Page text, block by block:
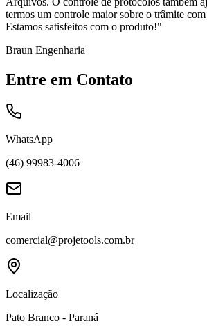
termos um controle maior sobre o trâmite
Estamos satisfeitos com o produto!"
Braun Engenharia
Entre em Contato
WhatsApp
(46) 99983-4006
Email
comercial@projetools.com.br
Localização
Pato Branco - Paraná